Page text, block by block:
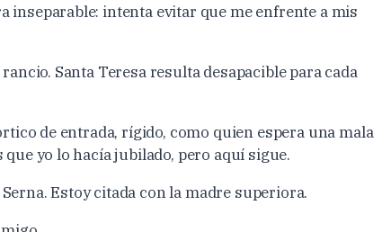
inseparable: intenta evitar que me enfrente a mis
Santa Teresa resulta desapacible para cada
de entrada, rígido, como quien espera una mala
yo lo hacía jubilado, pero aquí sigue.
Estoy citada con la madre superiora.